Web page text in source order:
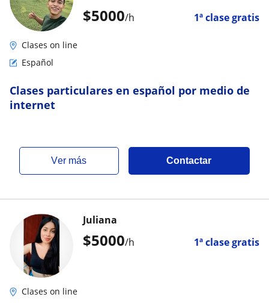
$5000/h 1ª clase gratis
Clases on line
Español
Clases particulares en español por medio de
internet
ver más Contactar
$5000/h 1ª clase gratis
Juliana
Clases on line